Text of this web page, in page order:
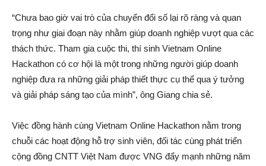
“Chưa bao giờ vai trò của chuyển đổi số lại rõ ràng và quan
trọng như giai đoạn này nhằm giúp doanh nghiệp vượt qua các
thách thức. Tham gia cuộc thi, thí sinh Vietnam Online
Hackathon có cơ hội là một trong những người giúp doanh
nghiệp đưa ra những giải pháp thiết thực cụ thể qua ý tưởng
và giải pháp sáng tạo của mình”, ông Giang chia sẻ.
Việc đồng hành cùng Vietnam Online Hackathon nằm trong
chuỗi các hoạt động hỗ trợ sinh viên, đối tác cùng phát triển
cộng đồng CNTT Việt Nam được VNG đẩy mạnh những năm